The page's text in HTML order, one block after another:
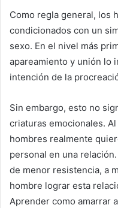
Como regla general, los
condicionados con un
sexo. En el nivel más
apareamiento y unión lo
intención de la
Sin embargo, esto no
criaturas emocionales.
hombres realmente
personal en una
de menor resistencia, a
hombre lograr esta
Aprender como amarrar